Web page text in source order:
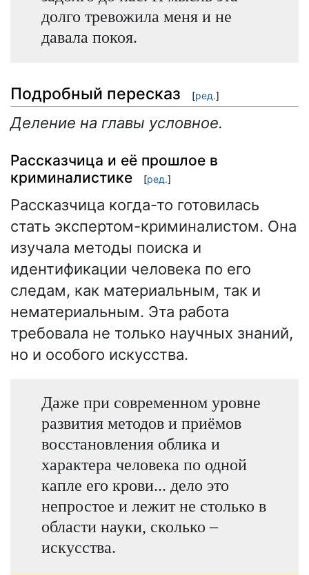
долго тревожила меня и не
давала покоя.
Подробный пересказ [ред.]
Деление на главы условное.
Рассказчица и её прошлое в
криминалистике
[ред.]
Рассказчица когда-то готовилась
стать экспертом-криминалистом. Она
изучала методы поиска и
идентификации человека по его
следам, как материальным, так и
нематериальным. Эта работа
требовала не только научных знаний,
но и особого искусства.
Даже при современном уровне
развития методов и приёмов
восстановления облика и
характера человека по одной
капле его крови... дело это
непростое и лежит не столько в
области науки, сколько –
искусства.